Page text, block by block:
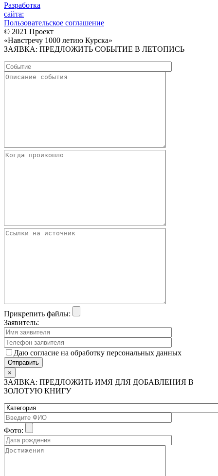
Разработка
сайта:
Пользовательское соглашение
© 2021 Проект
«Навстречу 1000 летию Курска»
ЗАЯВКА: ПРЕДЛОЖИТЬ СОБЫТИЕ В ЛЕТОПИСЬ
Прикрепить файлы:
Заявитель:
Даю согласие на обработку персональных данных
×
ЗАЯВКА: ПРЕДЛОЖИТЬ ИМЯ ДЛЯ ДОБАВЛЕНИЯ В
ЗОЛОТУЮ КНИГУ
Фото: